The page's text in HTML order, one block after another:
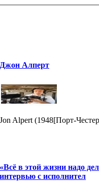
Джон Алперт
Jon Alpert (1948[Порт-
«Всё в этой жизни надо
интервью с исполнител